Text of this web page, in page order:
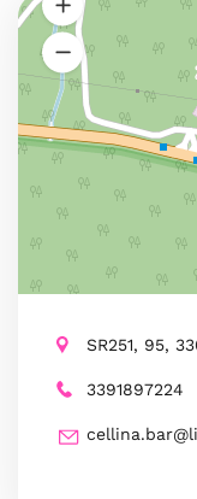
SR251, 95,
3391897224